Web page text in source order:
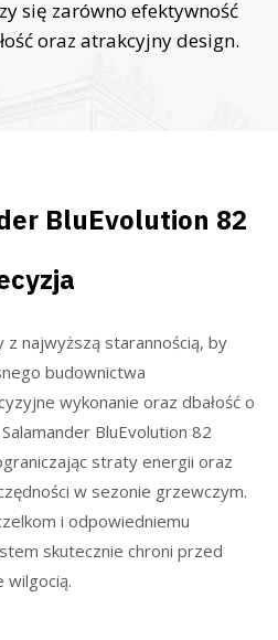
się zarówno efektywność
oraz atrakcyjny design.
BluEvolution 82
z najwyższą starannością, by
budownictwa
wykonanie oraz dbałość o
BluEvolution 82
straty energii oraz
w sezonie grzewczym.
i odpowiedniemu
skutecznie chroni przed
wilgocią.